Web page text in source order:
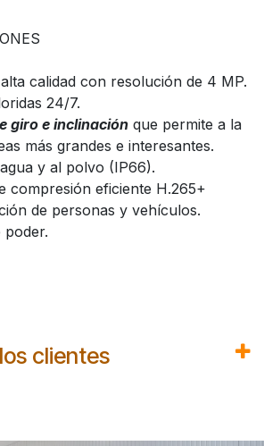
calidad con resolución de 4 MP.
24/7.
giro e inclinación que permite a la
más grandes e interesantes.
y al polvo (IP66).
compresión eficiente H.265+
de personas y vehículos.
poder.
clientes